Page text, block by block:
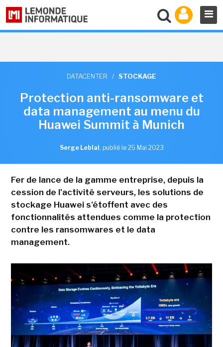
DATACENTER / STOCKAGE
Protection anti-ransomware et
data management au menu du
Huawei Summit à Munich
Serge Leblal , publié le 25 Mai 2023
Fer de lance de la gamme entreprise, depuis la
cession de l'activité serveurs, les solutions de
stockage Huawei s'étoffent avec des
fonctionnalités attendues comme la protection
contre les ransomwares et le data
management.